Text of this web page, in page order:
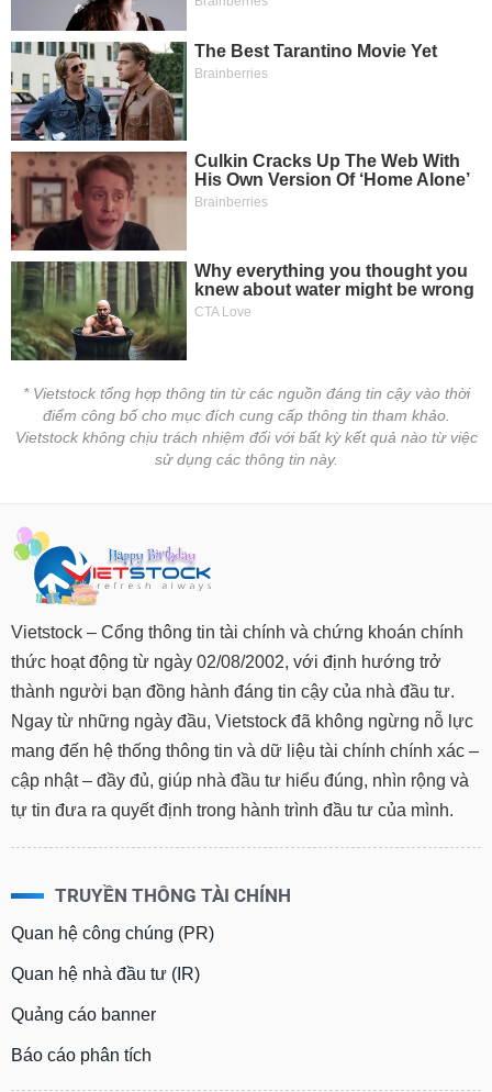
* Vietstock tổng hợp thông tin từ các nguồn đáng tin cậy vào thời
điểm công bố cho mục đích cung cấp thông tin tham khảo.
Vietstock không chịu trách nhiệm đối với bất kỳ kết quả nào từ việc
sử dụng các thông tin này.
Vietstock – Cổng thông tin tài chính và chứng khoán chính
thức hoạt động từ ngày 02/08/2002, với định hướng trở
thành người bạn đồng hành đáng tin cậy của nhà đầu tư.
Ngay từ những ngày đầu, Vietstock đã không ngừng nỗ lực
mang đến hệ thống thông tin và dữ liệu tài chính chính xác –
cập nhật – đầy đủ, giúp nhà đầu tư hiểu đúng, nhìn rộng và
tự tin đưa ra quyết định trong hành trình đầu tư của mình.
TRUYỀN THÔNG TÀI CHÍNH
Quan hệ công chúng (PR)
Quan hệ nhà đầu tư (IR)
Quảng cáo banner
Báo cáo phân tích